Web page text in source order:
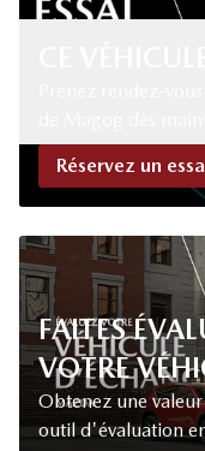
Réservez un
FAITES
VOTRE
Obtenez une
outil d'évaluation